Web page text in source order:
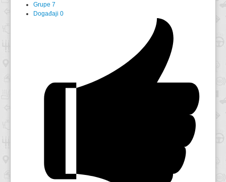
Grupe 7
Događaji 0